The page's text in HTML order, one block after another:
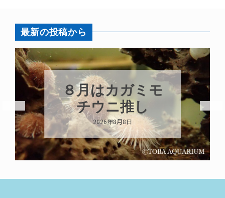
最新の投稿から
新発売！いちこ
キーホルダー
2026年8月8日